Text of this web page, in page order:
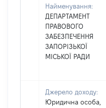
Найменування:
ДЕПАРТАМЕНТ
ПРАВОВОГО
ЗАБЕЗПЕЧЕННЯ
ЗАПОРІЗЬКОЇ
МІСЬКОЇ РАДИ
Джерело доходу:
Юридична особа,